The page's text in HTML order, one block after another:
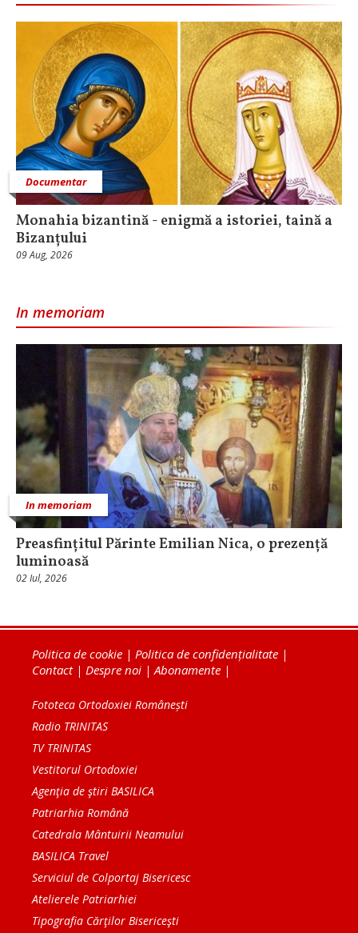
Documentar
Monahia bizantină - enigmă a istoriei, taină a
Bizanțului
09 Aug, 2026
In memoriam
In memoriam
Preasfințitul Părinte Emilian Nica, o prezență
luminoasă
02 Iul, 2026
Politica de cookie | Politica de confidențialitate |
Contact| Despre noi | Abonamente |
Fototeca Ortodoxiei Românești
Radio TRINITAS
TV TRINITAS
Vestitorul Ortodoxiei
Agenţia de ştiri BASILICA
Patriarhia Română
Catedrala Mântuirii Neamului
BASILICA Travel
Serviciul de Colportaj Bisericesc
Atelierele Patriarhiei
Tipografia Cărţilor Bisericeşti